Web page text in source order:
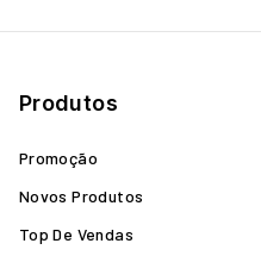
Produtos
Promoção
Novos Produtos
Top De Vendas